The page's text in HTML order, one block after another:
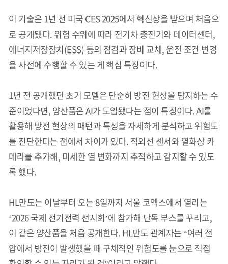
이 기술은 1년 전 미국 CES 2025에서 혁신상을 받으며 처음으
로 공개됐다. 위험 수위에 따라 전기차 충전기와 데이터센터,
에너지저장장치(ESS) 등의 점검과 장비 교체, 운전 조건 변경
을 사전에 수행할 수 있는 게 핵심 특징이다.
1년 전 공개했던 초기 모델은 단순히 방전 현상을 탐지하는 수
준이었다면, 양산품은 AI가 도입됐다는 점이 특징이다. AI를
활용해 방전 현상의 패턴과 특성을 자세하게 분석하고 위험도
를 진단한다는 점에서 차이가 있다. 적외선 센서와 열화상 카
메라를 추가해, 미세한 열 변화까지 추적하고 감지할 수 있도
록 했다.
HL만도는 이날부터 오는 8일까지 서울 코엑스에서 열리는
‘2026 국제 전기전력 전시회’에 참가해 단독 부스를 꾸리고,
이 같은 양산품을 처음 공개한다. HL만도 관계자는 “여러 전
압에서 방전이 발생했을 때 구체적인 위험도를 눈으로 직접